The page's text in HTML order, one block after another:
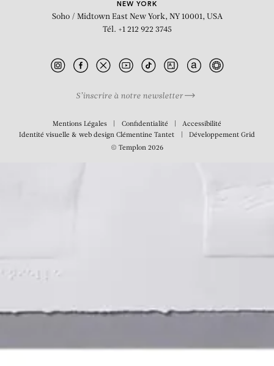
Lignes de vie (Danielle) #4
NEW YORK
Soho / Midtown East New York, NY 10001, USA
Tél. +1 212 922 3745
S’inscrire à notre newsletter
Mentions Légales Confidentialité
Accessibilité
Identité visuelle & web designClémentine Tantet Développement Grid
© Templon 2026